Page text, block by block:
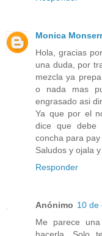
Monica
Hola, gracias
una duda, por
mezcla ya
o nada mas
engrasado asi
Ya que por el
dice que debe
concha para
Saludos y ojala
Responder
Anónimo 10 de
Me parece